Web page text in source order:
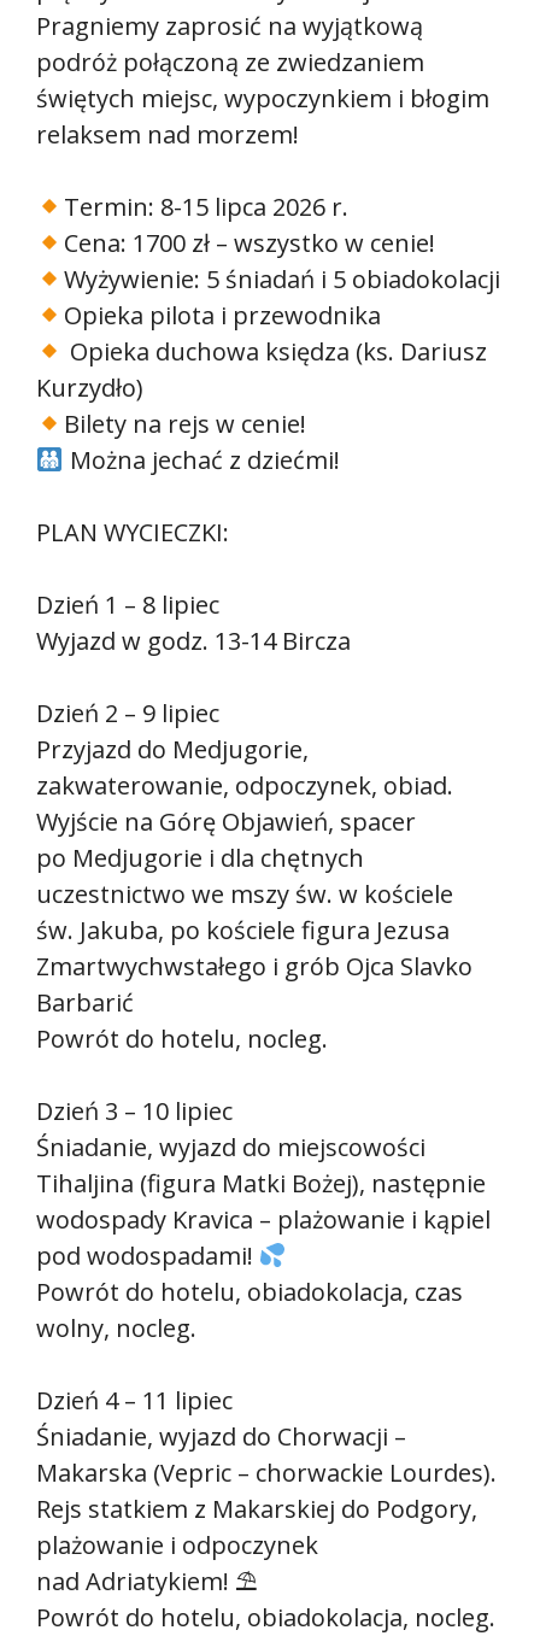
Pragniemy zaprosić na wyjątkową
podróż połączoną ze zwiedzaniem
świętych miejsc, wypoczynkiem i błogim
relaksem nad morzem!
Termin: 8-15 lipca 2026 r.
Cena: 1700 zł – wszystko w cenie!
Wyżywienie: 5 śniadań i 5 obiadokolacji
Opieka pilota i przewodnika
Opieka duchowa księdza (ks. Dariusz
Kurzydło)
Bilety na rejs w cenie!
Można jechać z dziećmi!
PLAN WYCIECZKI:
Dzień 1 – 8 lipiec
Wyjazd w godz. 13-14 Bircza
Dzień 2 – 9 lipiec
Przyjazd do Medjugorie,
zakwaterowanie, odpoczynek, obiad.
Wyjście na Górę Objawień, spacer
po Medjugorie i dla chętnych
uczestnictwo we mszy św. w kościele
św. Jakuba, po kościele figura Jezusa
Zmartwychwstałego i grób Ojca Slavko
Barbarić
Powrót do hotelu, nocleg.
Dzień 3 – 10 lipiec
Śniadanie, wyjazd do miejscowości
Tihaljina (figura Matki Bożej), następnie
wodospady Kravica – plażowanie i kąpiel
pod wodospadami!
Powrót do hotelu, obiadokolacja, czas
wolny, nocleg.
Dzień 4 – 11 lipiec
Śniadanie, wyjazd do Chorwacji –
Makarska (Vepric – chorwackie Lourdes).
Rejs statkiem z Makarskiej do Podgory,
plażowanie i odpoczynek
nad Adriatykiem! ⛱
Powrót do hotelu, obiadokolacja, nocleg.